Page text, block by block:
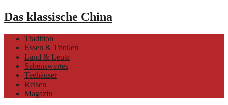
Das klassische China
Tradition
Essen & Trinken
Land & Leute
Sehenswertes
Teehäuser
Reisen
Magazin